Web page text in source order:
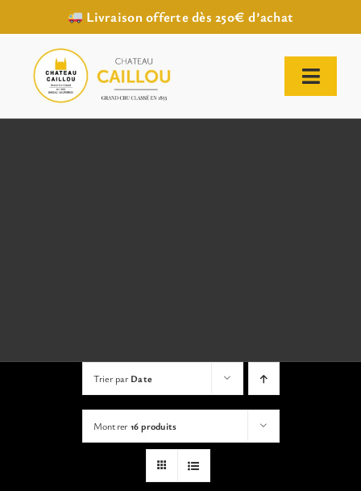
Livraison offerte dès 250€ d’achat
contenu
OFFRIR UNE EXPERIENCE
BOUTIQUE EN LIGNE
Trier parDate
Montrer16 produits